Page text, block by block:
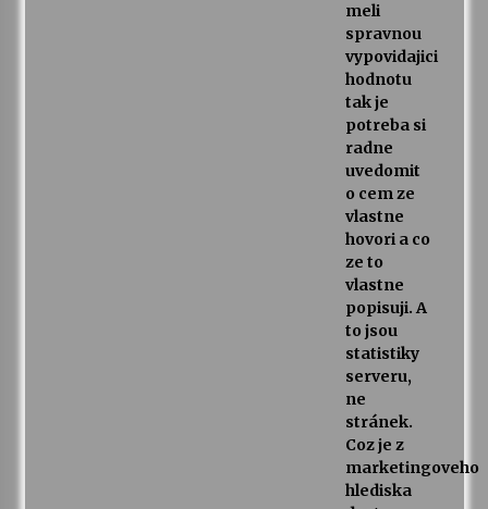
meli
spravnou
vypovidajici
hodnotu
tak je
potreba si
radne
uvedomit
o cem ze
vlastne
hovori a co
ze to
vlastne
popisuji. A
to jsou
statistiky
serveru,
ne
stránek.
Coz je z
marketingoveho
hlediska